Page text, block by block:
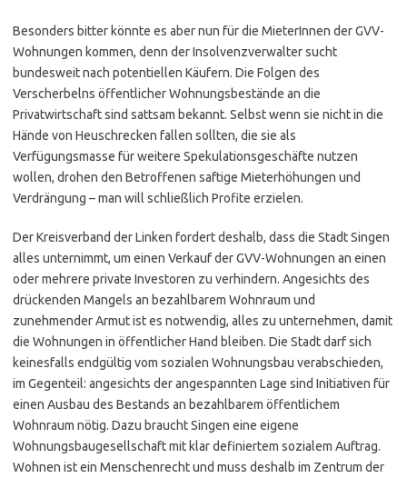
Besonders bitter könnte es aber nun für die MieterInnen der GVV-
Wohnungen kommen, denn der Insolvenzverwalter sucht
bundesweit nach potentiellen Käufern. Die Folgen des
Verscherbelns öffentlicher Wohnungsbestände an die
Privatwirtschaft sind sattsam bekannt. Selbst wenn sie nicht in die
Hände von Heuschrecken fallen sollten, die sie als
Verfügungsmasse für weitere Spekulationsgeschäfte nutzen
wollen, drohen den Betroffenen saftige Mieterhöhungen und
Verdrängung – man will schließlich Profite erzielen.
Der Kreisverband der Linken fordert deshalb, dass die Stadt Singen
alles unternimmt, um einen Verkauf der GVV-Wohnungen an einen
oder mehrere private Investoren zu verhindern. Angesichts des
drückenden Mangels an bezahlbarem Wohnraum und
zunehmender Armut ist es notwendig, alles zu unternehmen, damit
die Wohnungen in öffentlicher Hand bleiben. Die Stadt darf sich
keinesfalls endgültig vom sozialen Wohnungsbau verabschieden,
im Gegenteil: angesichts der angespannten Lage sind Initiativen für
einen Ausbau des Bestands an bezahlbarem öffentlichem
Wohnraum nötig. Dazu braucht Singen eine eigene
Wohnungsbaugesellschaft mit klar definiertem sozialem Auftrag.
Wohnen ist ein Menschenrecht und muss deshalb im Zentrum der